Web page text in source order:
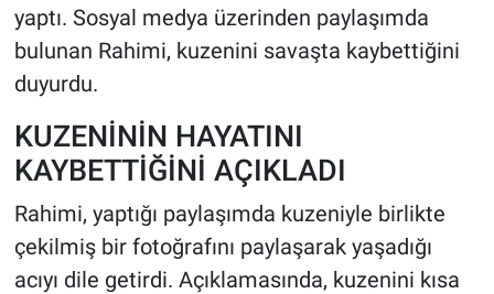
yaptı. Sosyal medya üzerinden paylaşımda
bulunan Rahimi, kuzenini savaşta kaybettiğini
duyurdu.
KUZENİNİN HAYATINI
KAYBETTİĞİNİ AÇIKLADI
Rahimi, yaptığı paylaşımda kuzeniyle birlikte
çekilmiş bir fotoğrafını paylaşarak yaşadığı
acıyı dile getirdi. Açıklamasında, kuzenini kısa
HABERDE İNSAN
POLİTİKA
SPOR
MAGAZİN
Bilim, Teknoloji